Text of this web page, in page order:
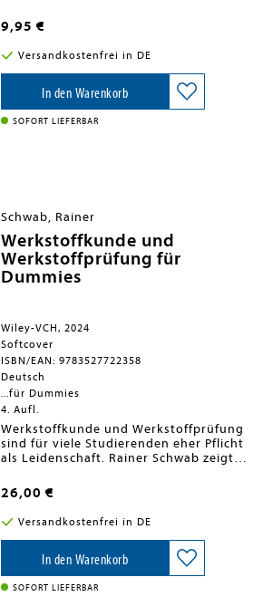
lassen - das Periodensystem war
geboren. Dieses Buch befasst sich mit
sämtlichen bekannten Reinstoffen: vom
Ur-Element Wasserstoff (1) bis zum
Edelgas Oganesson (118) und von
Klassikern wie Blei und Gold bis zu
künstlich erzeugten Seltsamkeiten wie
dem Tenness. Auf unterhaltsame Weise
9,95 €
Versandkostenfrei in DE
In den Warenkorb
SOFORT LIEFERBAR
Schwab, Rainer
Werkstoffkunde und
Werkstoffprüfung für
Dummies
Wiley-VCH, 2024
Softcover
ISBN/EAN: 9783527722358
Deutsch
...für Dummies
4. Aufl.
Werkstoffkunde und Werkstoffprüfung
sind für viele Studierenden eher Pflicht
als Leidenschaft. Rainer Schwab zeigt
Mit Humor und Präzision, mit einfachen
Erklärungen und passenden Beispielen
erklärt er Ihnen die Werkstoffkunde so
spannend es nur geht. Er beginnt mit
den Atombindungen und Kristallen,
erläutert dann die wichtigsten
Eigenschaften von Werkstoffen und
führt Sie in die berühmt-berüchtigten
26,00 €
Versandkostenfrei in DE
In den Warenkorb
SOFORT LIEFERBAR